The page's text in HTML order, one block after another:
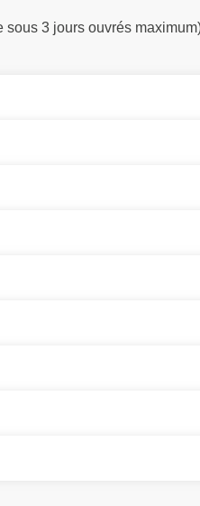
3 jours ouvrés